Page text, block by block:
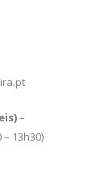
–
13h30)